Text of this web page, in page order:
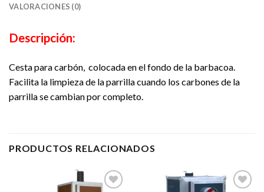
VALORACIONES (0)
Descripción:
Cesta para carbón, colocada en el fondo de la barbacoa.
Facilita la limpieza de la parrilla cuando los carbones de la
parrilla se cambian por completo.
PRODUCTOS RELACIONADOS